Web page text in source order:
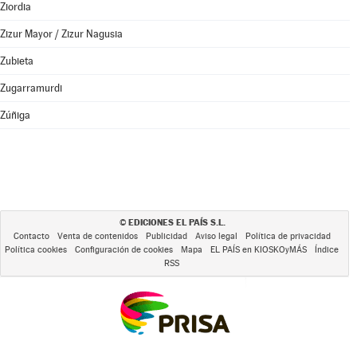
Ziordia
Zizur Mayor / Zizur Nagusia
Zubieta
Zugarramurdi
Zúñiga
© EDICIONES EL PAÍS S.L.
Contacto Venta de contenidos Publicidad Aviso legal
Política de privacidad
Política cookies
Configuración de cookies Mapa EL PAÍS en KIOSKOyMÁS
Índice
RSS